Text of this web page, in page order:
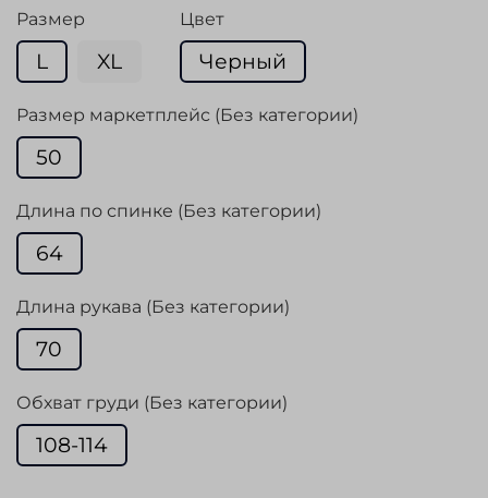
Размер
L XL
Цвет
Черный
Размер маркетплейс (Без категории)
50
Длина по спинке (Без категории)
64
Длина рукава (Без категории)
70
Обхват груди (Без категории)
108-114